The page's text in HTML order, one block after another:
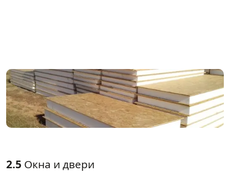
2.5 Окна и двери